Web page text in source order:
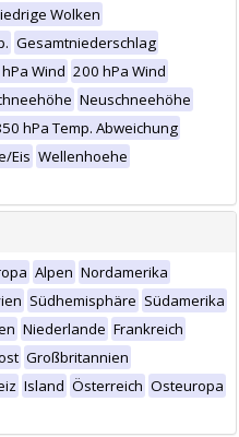
Wolken
Gesamtniederschlag
Wind 200 hPa Wind
Neuschneehöhe
hPa Temp. Abweichung
Eis Wellenhoehe
Alpen Nordamerika
Südhemisphäre Südamerika
Niederlande Frankreich
Großbritannien
Island Österreich Osteuropa